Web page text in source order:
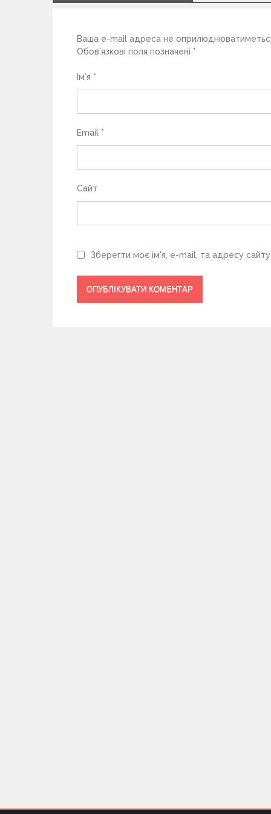
и
с
і
в
Ваша e-mail адреса не
Обов’язкові поля позначені *
Ім’я *
Email *
Сайт
Зберегти моє ім'я, e-mail, та адресу